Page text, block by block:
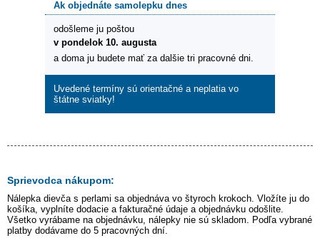
Ak objednáte samolepku dnes
odošleme ju poštou
v pondelok 10. augusta
a doma ju budete mať za dalšie tri pracovné dni.
Uvedené termíny sú orientačné a neplatia vo
štátne sviatky!
Sprievodca nákupom:
Nálepka dievča s perlami sa objednáva vo štyroch krokoch. Vložíte ju do
košíka, vyplníte dodacie a fakturačné údaje a objednávku odošlite.
Všetko vyrábame na objednávku, nálepky nie sú skladom. Podľa vybrané
platby dodávame do 5 pracovných dní.